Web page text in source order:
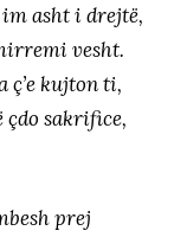
asht i drejtë,
vesht.
ç’e kujton ti,
çdo sakrifice,
prej